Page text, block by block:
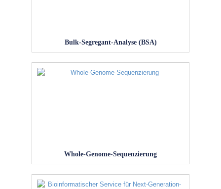
Bulk-Segregant-Analyse (BSA)
Whole-Genome-Sequenzierung